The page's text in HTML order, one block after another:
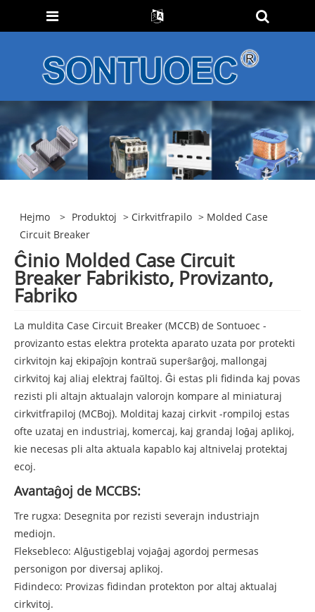
Hejmo > Produktoj > Cirkvitfrapilo > Molded Case
Circuit Breaker
Ĉinio Molded Case Circuit
Breaker Fabrikisto, Provizanto,
Fabriko
La muldita Case Circuit Breaker (MCCB) de Sontuoec -
provizanto estas elektra protekta aparato uzata por protekti
cirkvitojn kaj ekipaĵojn kontraŭ superŝarĝoj, mallongaj
cirkvitoj kaj aliaj elektraj faŭltoj. Ĝi estas pli fidinda kaj povas
rezisti pli altajn aktualajn valorojn kompare al miniaturaj
cirkvitfrapiloj (MCBoj). Molditaj kazaj cirkvit -rompiloj estas
ofte uzataj en industriaj, komercaj, kaj grandaj loĝaj aplikoj,
kie necesas pli alta aktuala kapablo kaj altnivelaj protektaj
ecoj.
Avantaĝoj de MCCBS:
Tre rugxa: Desegnita por rezisti severajn industriajn
mediojn.
Fleksebleco: Alĝustigeblaj vojaĝaj agordoj permesas
personigon por diversaj aplikoj.
Fidindeco: Provizas fidindan protekton por altaj aktualaj
cirkvitoj.